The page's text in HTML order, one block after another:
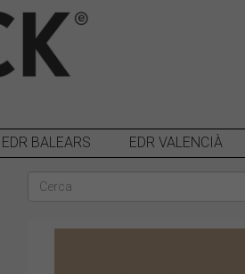
EDR BALEARS EDR VALENCIÀ